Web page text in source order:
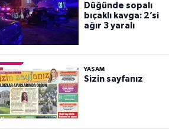
Düğünde sopalı
bıçaklı kavga: 2’si
ağır 3 yaralı
YAŞAM
Sizin sayfanız